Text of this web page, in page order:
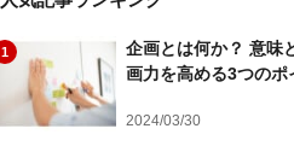
1
企画とは何か？ 意味
画力を高める3つのポ
2024/03/30